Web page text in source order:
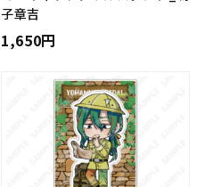
子章吉
1,650円